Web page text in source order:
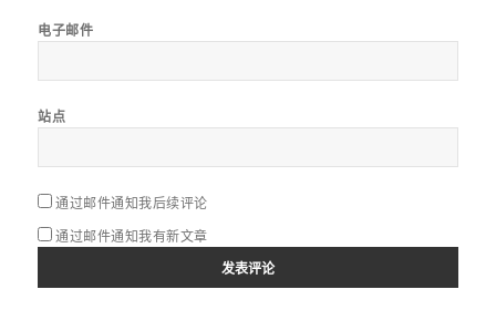
电子邮件
站点
通过邮件通知我后续评论
通过邮件通知我有新文章